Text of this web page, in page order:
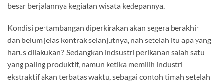
besar berjalannya kegiatan wisata kedepannya.
Kondisi pertambangan diperkirakan akan segera berakhir
dan belum jelas kontrak selanjutnya, nah setelah itu apa yang
harus dilakukan? Sedangkan indsustri perikanan salah satu
yang paling produktif, namun ketika memilih industri
ekstraktif akan terbatas waktu, sebagai contoh timah setelah